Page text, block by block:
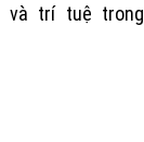
và trí tuệ trong